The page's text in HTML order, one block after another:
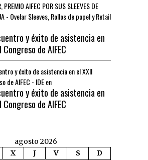
PREMIO AIFEC POR SUS SLEEVES DE
- Ovelar Sleeves, Rollos de papel y Retail
y éxito de asistencia en
Congreso de AIFEC
y éxito de asistencia en el XXII
de AIFEC - IDEen
y éxito de asistencia en
Congreso de AIFEC
agosto 2026
X J V S
D